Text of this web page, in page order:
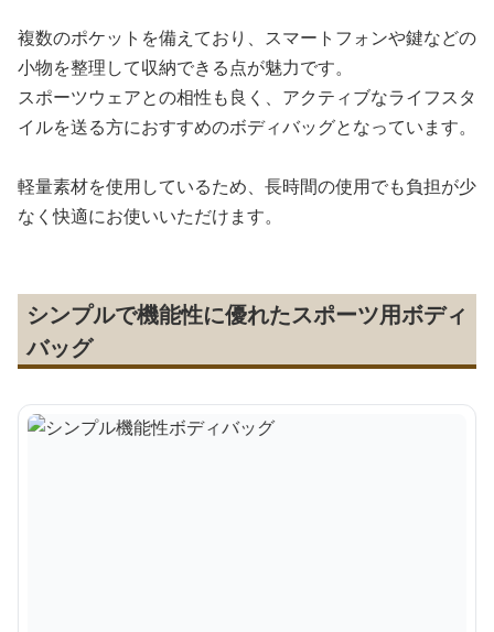
複数のポケットを備えており、スマートフォンや鍵などの
小物を整理して収納できる点が魅力です。
スポーツウェアとの相性も良く、アクティブなライフスタ
イルを送る方におすすめのボディバッグとなっています。
軽量素材を使用しているため、長時間の使用でも負担が少
なく快適にお使いいただけます。
シンプルで機能性に優れたスポーツ用ボディ
バッグ